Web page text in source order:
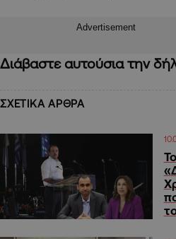
Advertisement
Διάβαστε αυτούσια την
ΣΧΕΤΙΚΑ ΑΡΘΡΑ